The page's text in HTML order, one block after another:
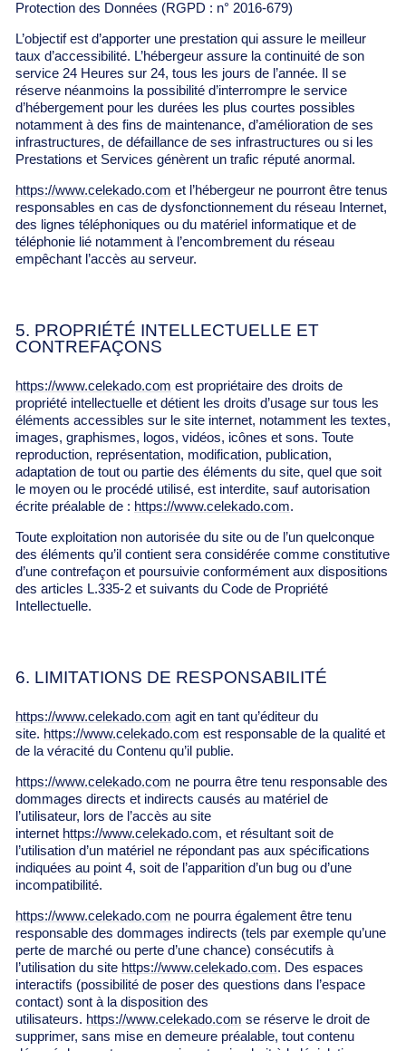
Protection des Données (RGPD : n° 2016-679)
L’objectif est d’apporter une prestation qui assure le meilleur
taux d’accessibilité. L’hébergeur assure la continuité de son
service 24 Heures sur 24, tous les jours de l’année. Il se
réserve néanmoins la possibilité d’interrompre le service
d’hébergement pour les durées les plus courtes possibles
notamment à des fins de maintenance, d’amélioration de ses
infrastructures, de défaillance de ses infrastructures ou si les
Prestations et Services génèrent un trafic réputé anormal.
https://www.celekado.com et l’hébergeur ne pourront être tenus
responsables en cas de dysfonctionnement du réseau Internet,
des lignes téléphoniques ou du matériel informatique et de
téléphonie lié notamment à l’encombrement du réseau
empêchant l’accès au serveur.
5. PROPRIÉTÉ INTELLECTUELLE ET
CONTREFAÇONS
https://www.celekado.com est propriétaire des droits de
propriété intellectuelle et détient les droits d’usage sur tous les
éléments accessibles sur le site internet, notamment les textes,
images, graphismes, logos, vidéos, icônes et sons. Toute
reproduction, représentation, modification, publication,
adaptation de tout ou partie des éléments du site, quel que soit
le moyen ou le procédé utilisé, est interdite, sauf autorisation
écrite préalable de : https://www.celekado.com.
Toute exploitation non autorisée du site ou de l’un quelconque
des éléments qu’il contient sera considérée comme constitutive
d’une contrefaçon et poursuivie conformément aux dispositions
des articles L.335-2 et suivants du Code de Propriété
Intellectuelle.
6. LIMITATIONS DE RESPONSABILITÉ
https://www.celekado.com agit en tant qu’éditeur du
site. https://www.celekado.com est responsable de la qualité et
de la véracité du Contenu qu’il publie.
https://www.celekado.com ne pourra être tenu responsable des
dommages directs et indirects causés au matériel de
l’utilisateur, lors de l’accès au site
internet https://www.celekado.com, et résultant soit de
l’utilisation d’un matériel ne répondant pas aux spécifications
indiquées au point 4, soit de l’apparition d’un bug ou d’une
incompatibilité.
https://www.celekado.com ne pourra également être tenu
responsable des dommages indirects (tels par exemple qu’une
perte de marché ou perte d’une chance) consécutifs à
l’utilisation du site https://www.celekado.com. Des espaces
interactifs (possibilité de poser des questions dans l’espace
contact) sont à la disposition des
utilisateurs. https://www.celekado.com se réserve le droit de
supprimer, sans mise en demeure préalable, tout contenu